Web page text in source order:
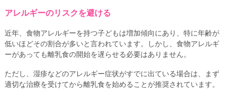
アレルギーのリスクを避ける
近年、食物アレルギーを持つ子どもは増加傾向にあり、特に年齢が
低いほどその割合が多いと言われています。しかし、食物アレルギ
ーがあっても離乳食の開始を遅らせる必要はありません。
ただし、湿疹などのアレルギー症状がすでに出ている場合は、まず
適切な治療を受けてから離乳食を始めることが推奨されています。